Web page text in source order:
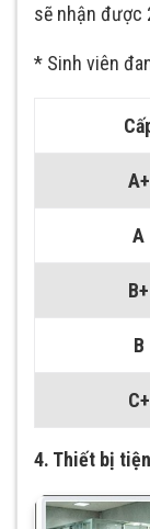
sẽ nhận được
* Sinh viên
A+
A
B+
B
C+
4. Thiết bị